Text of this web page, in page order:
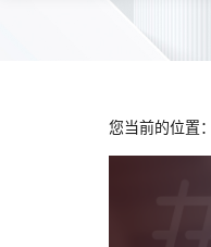
您当前的位置：